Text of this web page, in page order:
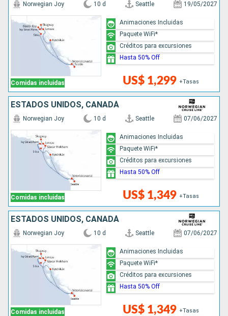
Comidas incluidas
Norwegian Joy 10 d Seattle 19/05/2027
US$ 1,299 +Tasas
Animaciones Incluidas
Paquete WiFi*
Créditos para excursiones
Hasta 50% Off
ESTADOS UNIDOS, CANADÁ
Comidas incluidas
Norwegian Joy 10 d Seattle 07/06/2027
US$ 1,349 +Tasas
Animaciones Incluidas
Paquete WiFi*
Créditos para excursiones
Hasta 50% Off
ESTADOS UNIDOS, CANADÁ
Comidas incluidas
Norwegian Joy 10 d Seattle 07/06/2027
US$ 1,349 +Tasas
Animaciones Incluidas
Paquete WiFi*
Créditos para excursiones
Hasta 50% Off